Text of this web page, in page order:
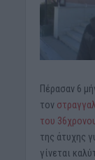
Πέρασαν 6
τον
του
της άτυχης
γίνεται